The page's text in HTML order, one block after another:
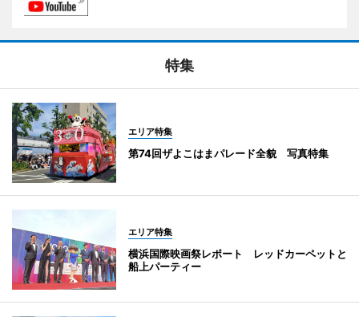
特集
エリア特集
第74回ザよこはまパレード全貌 写真特集
エリア特集
横浜国際映画祭レポート レッドカーペットと
船上パーティー